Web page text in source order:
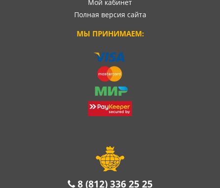
Мой кабинет
Полная версия сайта
МЫ ПРИНИМАЕМ:
8 (812) 336 25 25